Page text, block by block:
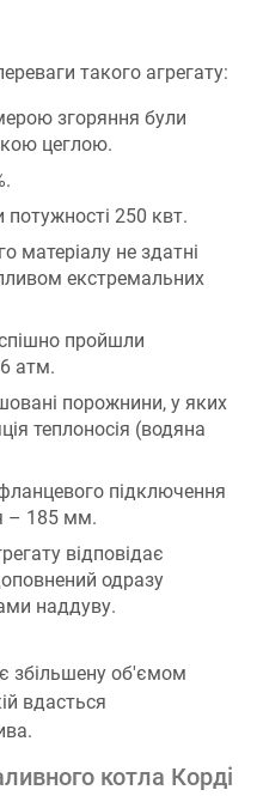
такого агрегату:
згоряння були
цеглою.
потужності 250 квт.
матеріалу не здатні
екстремальних
пройшли
6 атм.
порожнини, у яких
теплоносія (водяна
підключення
– 185 мм.
відповідає
одразу
наддуву.
збільшену об'ємом
вдасться
котла Корді